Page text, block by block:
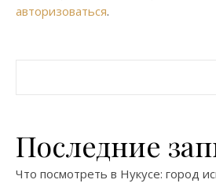
авторизоваться.
Последние
Что посмотреть в Нукусе: город